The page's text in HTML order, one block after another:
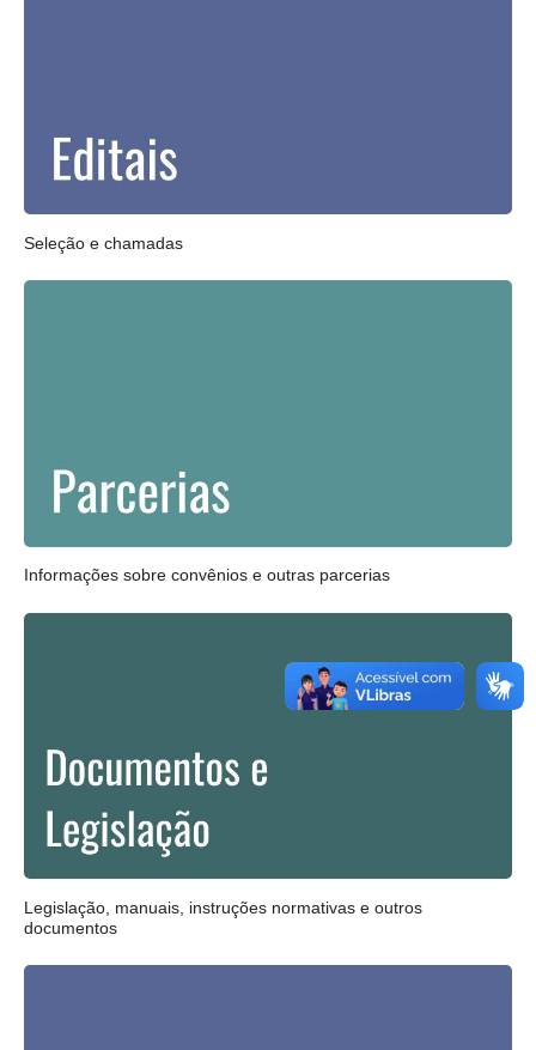
Seleção e chamadas
Informações sobre convênios e outras parcerias
Legislação, manuais, instruções normativas e outros
documentos